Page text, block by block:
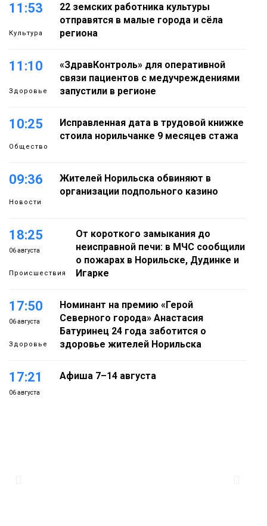
11:53
Культура
22 земских работника культуры
отправятся в малые города и сёла
региона
11:10
Здоровье
«ЗдравКонтроль» для оперативной
связи пациентов с медучреждениями
запустили в регионе
10:25
Общество
Исправленная дата в трудовой книжке
стоила норильчанке 9 месяцев стажа
09:36
Новости
Жителей Норильска обвиняют в
организации подпольного казино
18:25
06 августа
Происшествия
От короткого замыкания до
неисправной печи: в МЧС сообщили
о пожарах в Норильске, Дудинке и
Игарке
17:50
06 августа
Здоровье
Номинант на премию «Герой
Северного города» Анастасия
Батуринец 24 года заботится о
здоровье жителей Норильска
17:21
06 августа
Афиша 7–14 августа